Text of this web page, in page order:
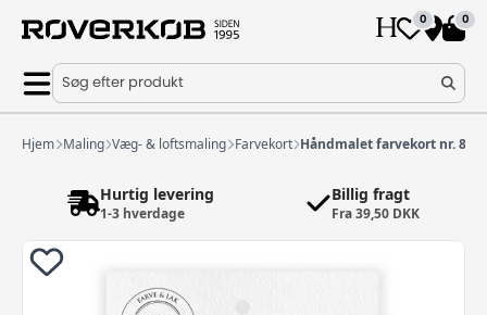
0 0
Søg efter produkt
Hjem Maling Væg- & loftsmaling Farvekort Håndmalet farvekort nr. 85
Hurtig levering
1-3 hverdage
Billig fragt
Fra 39,50 DKK